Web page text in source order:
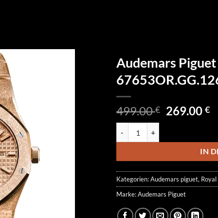
Audemars
499.00€
499.00 €
269.00€
IN
Kategorien:Audemars piguet,
Marke:Audemars Piguet